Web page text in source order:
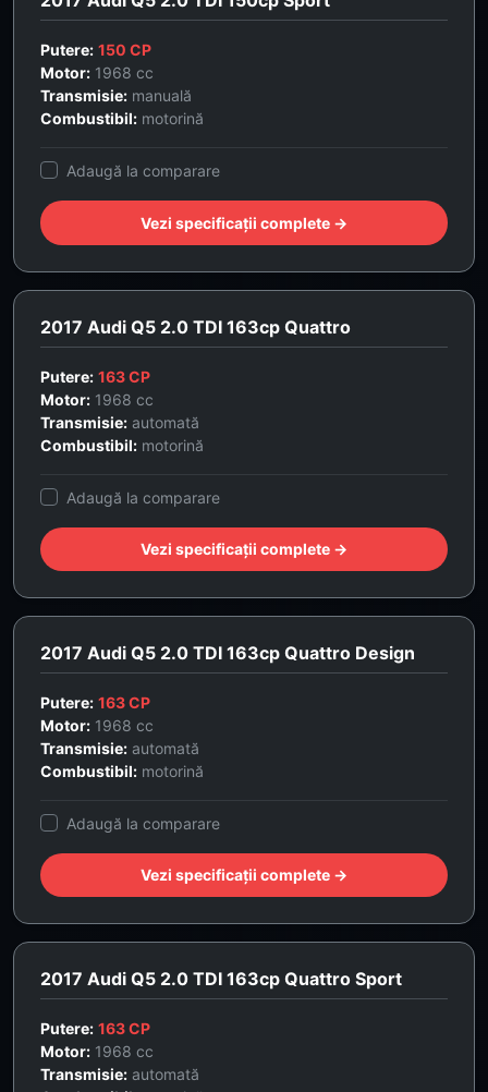
Putere: 150 CP
Motor: 1968 cc
Transmisie: manuală
Combustibil: motorină
Adaugă la comparare
Vezi specificații complete →
2017 Audi Q5 2.0 TDI 163cp Quattro
Putere: 163 CP
Motor: 1968 cc
Transmisie: automată
Combustibil: motorină
Adaugă la comparare
Vezi specificații complete →
2017 Audi Q5 2.0 TDI 163cp Quattro Design
Putere: 163 CP
Motor: 1968 cc
Transmisie: automată
Combustibil: motorină
Adaugă la comparare
Vezi specificații complete →
2017 Audi Q5 2.0 TDI 163cp Quattro Sport
Putere: 163 CP
Motor: 1968 cc
Transmisie: automată